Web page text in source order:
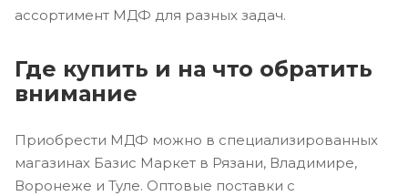
ассортимент МДФ для разных задач.
Где купить и на что обратить
внимание
Приобрести МДФ можно в специализированных
магазинах Базис Маркет в Рязани, Владимире,
Воронеже и Туле. Оптовые поставки с